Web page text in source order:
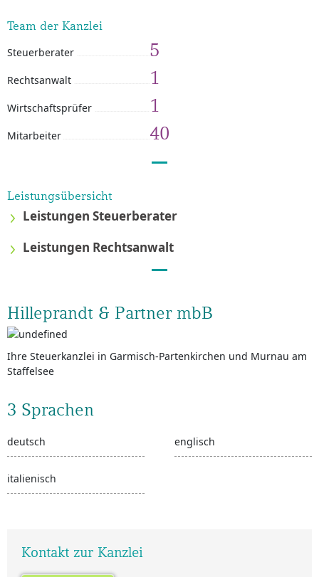
Team der Kanzlei
Steuerberater 5
Rechtsanwalt 1
Wirtschaftsprüfer 1
Mitarbeiter 40
Leistungsübersicht
Leistungen Steuerberater
Leistungen Rechtsanwalt
Hilleprandt & Partner mbB
Ihre Steuerkanzlei in Garmisch-Partenkirchen und Murnau am
Staffelsee
3 Sprachen
deutsch englisch
italienisch
Kontakt zur Kanzlei